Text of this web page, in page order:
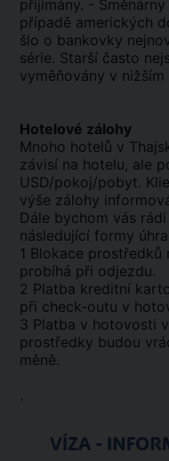
přijímány. -
případě amerických
šlo o bankovky
série. Starší často
vyměňovány v nižším
Hotelové zálohy
Mnoho hotelů v
závisí na hotelu, ale
USD/pokoj/pobyt.
výše zálohy
Dále bychom vás
následující formy
1 Blokace
probíhá při odjezdu.
2 Platba kreditní
při check-outu v
3 Platba v hotovosti
prostředky budou
měně.
.
VÍZA -